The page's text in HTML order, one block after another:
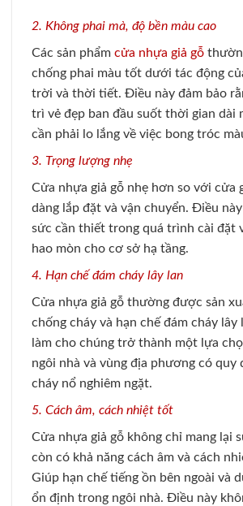
2. Không phai mà, độ bền màu cao
Các sản phẩm cửa nhựa giả gỗ
chống phai màu tốt dưới tác động
trời và thời tiết. Điều này đảm bảo
trì vẻ đẹp ban đầu suốt thời gian dài
cần phải lo lắng về việc bong tróc
3. Trọng lượng nhẹ
Cửa nhựa giả gỗ nhẹ hơn so với cửa
dàng lắp đặt và vận chuyển. Điều
sức cần thiết trong quá trình cài đặt
hao mòn cho cơ sở hạ tầng.
4. Hạn chế đám cháy lây lan
Cửa nhựa giả gỗ thường được sản
chống cháy và hạn chế đám cháy lây
làm cho chúng trở thành một lựa
ngôi nhà và vùng địa phương có quy
cháy nổ nghiêm ngặt.
5. Cách âm, cách nhiệt tốt
Cửa nhựa giả gỗ không chỉ mang lại
còn có khả năng cách âm và cách
Giúp hạn chế tiếng ồn bên ngoài và
ổn định trong ngôi nhà. Điều này